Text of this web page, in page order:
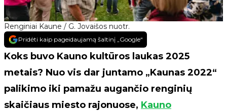
Renginiai Kaune / G. Jovaišos nuotr.
Pridėti kaip pageidaujamą šaltinį „Google“
Koks buvo Kauno kultūros laukas 2025
metais? Nuo vis dar juntamo „Kaunas 2022“
palikimo iki pamažu augančio renginių
skaičiaus miesto rajonuose, Kauno